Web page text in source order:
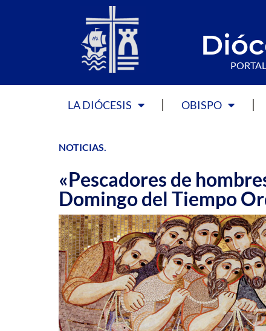
LA DIÓCESIS OBISPO
NOTICIAS.
«Pescadores de
Domingo del Tiempo